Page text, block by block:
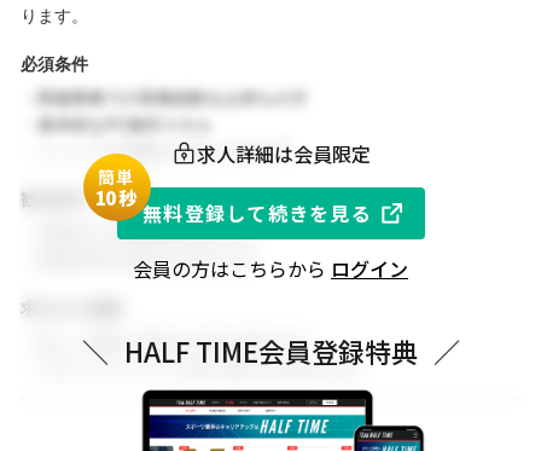
ります。
必須条件
・関連業務での実務経験をお持ちの方
・基本的なPC操作スキル
・チームでの協働を大切にできる方
歓迎条件
・同業界での就業経験がある方
・関連分野の知見をお持ちの方
求める人物像
・新しい挑戦に前向きに取り組める方
・スポーツビジネスに強い関心をお持ちの方
求人詳細は会員限定
簡単
10秒
無料登録して続きを見る
会員の方はこちらから ログイン
＼ HALF TIME会員登録特典 ／